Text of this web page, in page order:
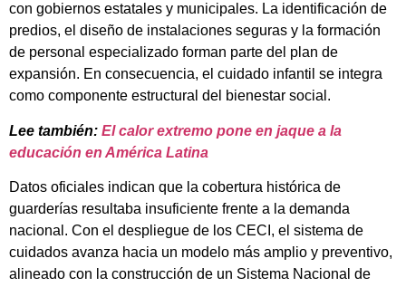
con gobiernos estatales y municipales. La identificación de
predios, el diseño de instalaciones seguras y la formación
de personal especializado forman parte del plan de
expansión. En consecuencia, el cuidado infantil se integra
como componente estructural del bienestar social.
Lee también: El calor extremo pone en jaque a la
educación en América Latina
Datos oficiales indican que la cobertura histórica de
guarderías resultaba insuficiente frente a la demanda
nacional. Con el despliegue de los CECI, el sistema de
cuidados avanza hacia un modelo más amplio y preventivo,
alineado con la construcción de un Sistema Nacional de